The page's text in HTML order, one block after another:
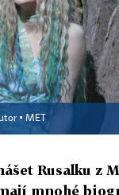
▪ MET
Rusalku z
mnohé